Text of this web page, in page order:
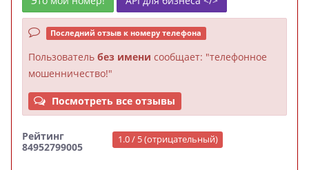
Последний отзыв к номеру телефона
Пользователь без имени сообщает: "телефонное
мошенничество!"
Посмотреть все отзывы
Рейтинг
84952799005
1.0 / 5 (отрицательный)